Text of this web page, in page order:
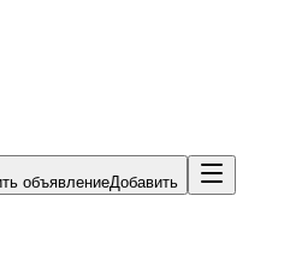
объявлениеДобавить